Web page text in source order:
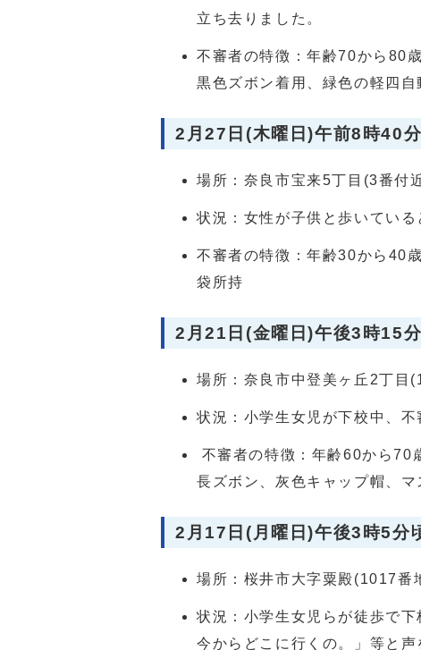
立ち去りました。
不審者の特徴：年齢70から80
黒色ズボン着用、緑色の軽四自
2月27日(木曜日)午前8時40
場所：奈良市宝来5丁目(3番付
状況：女性が子供と歩いてい
不審者の特徴：年齢30から40
袋所持
2月21日(金曜日)午後3時15
場所：奈良市中登美ヶ丘2丁目
状況：小学生女児が下校中、
不審者の特徴：年齢60から70
長ズボン、灰色キャップ帽、
2月17日(月曜日)午後3時5分
場所：桜井市大字粟殿(1017番
状況：小学生女児らが徒歩で
今からどこに行くの。」等と声